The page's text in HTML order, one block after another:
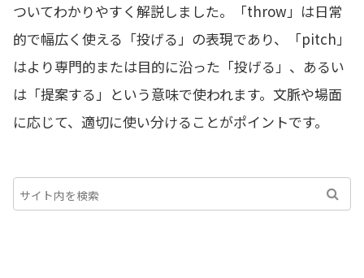
ついてわかりやすく解説しました。「throw」は日常
的で幅広く使える「投げる」の表現であり、「pitch」
はより専門的または目的に沿った「投げる」、あるい
は「提案する」という意味で使われます。文脈や場面
に応じて、適切に使い分けることがポイントです。